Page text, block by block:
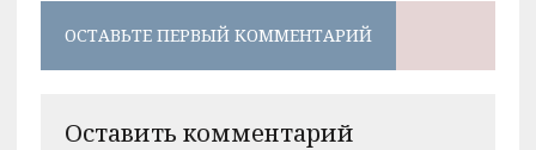
ОСТАВЬТЕ ПЕРВЫЙ КОММЕНТАРИЙ
Оставить комментарий